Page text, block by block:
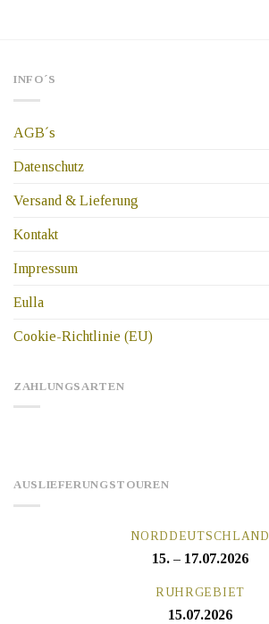
INFO´S
AGB´s
Datenschutz
Versand & Lieferung
Kontakt
Impressum
Eulla
Cookie-Richtlinie (EU)
ZAHLUNGSARTEN
AUSLIEFERUNGSTOUREN
NORDDEUTSCHLAND
15. – 17.07.2026
RUHRGEBIET
15.07.2026